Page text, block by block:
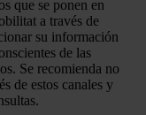
que se ponen en
a través de
su información
de las
Se recomienda no
de estos canales y